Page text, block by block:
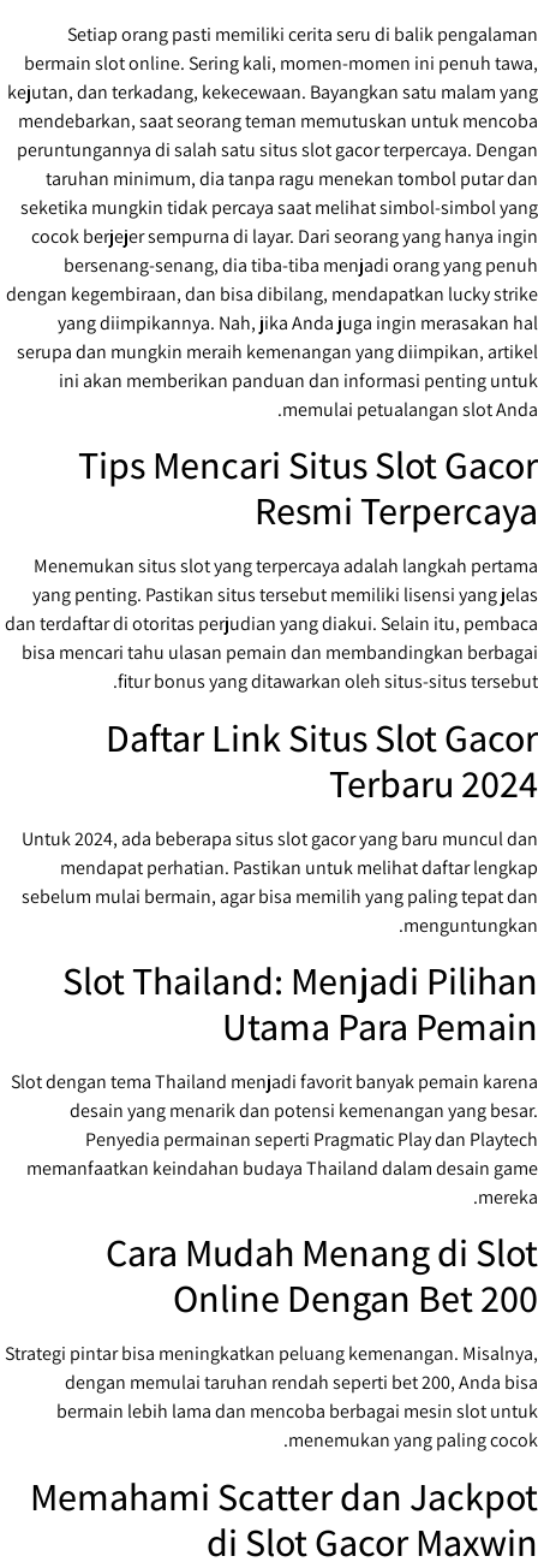
Setiap orang pasti memiliki cerita seru di balik pengalaman
bermain slot online. Sering kali, momen-momen ini penuh tawa,
kejutan, dan terkadang, kekecewaan. Bayangkan satu malam yang
mendebarkan, saat seorang teman memutuskan untuk mencoba
peruntungannya di salah satu situs slot gacor terpercaya. Dengan
taruhan minimum, dia tanpa ragu menekan tombol putar dan
seketika mungkin tidak percaya saat melihat simbol-simbol yang
cocok berjejer sempurna di layar. Dari seorang yang hanya ingin
bersenang-senang, dia tiba-tiba menjadi orang yang penuh
dengan kegembiraan, dan bisa dibilang, mendapatkan lucky strike
yang diimpikannya. Nah, jika Anda juga ingin merasakan hal
serupa dan mungkin meraih kemenangan yang diimpikan, artikel
ini akan memberikan panduan dan informasi penting untuk
memulai petualangan slot Anda.
Tips Mencari Situs Slot Gacor
Resmi Terpercaya
Menemukan situs slot yang terpercaya adalah langkah pertama
yang penting. Pastikan situs tersebut memiliki lisensi yang jelas
dan terdaftar di otoritas perjudian yang diakui. Selain itu, pembaca
bisa mencari tahu ulasan pemain dan membandingkan berbagai
fitur bonus yang ditawarkan oleh situs-situs tersebut.
Daftar Link Situs Slot Gacor
Terbaru 2024
Untuk 2024, ada beberapa situs slot gacor yang baru muncul dan
mendapat perhatian. Pastikan untuk melihat daftar lengkap
sebelum mulai bermain, agar bisa memilih yang paling tepat dan
menguntungkan.
Slot Thailand: Menjadi Pilihan
Utama Para Pemain
Slot dengan tema Thailand menjadi favorit banyak pemain karena
desain yang menarik dan potensi kemenangan yang besar.
Penyedia permainan seperti Pragmatic Play dan Playtech
memanfaatkan keindahan budaya Thailand dalam desain game
mereka.
Cara Mudah Menang di Slot
Online Dengan Bet 200
Strategi pintar bisa meningkatkan peluang kemenangan. Misalnya,
dengan memulai taruhan rendah seperti bet 200, Anda bisa
bermain lebih lama dan mencoba berbagai mesin slot untuk
menemukan yang paling cocok.
Memahami Scatter dan Jackpot
di Slot Gacor Maxwin